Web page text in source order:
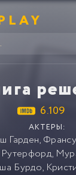
6.109
АКТЕРЫ:
Гарден,
,
Бурдо,